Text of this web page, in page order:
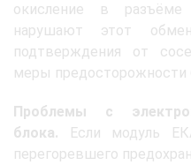
окисление в
нарушают этот
подтверждения от
меры предосторожности
Проблемы с
блока. Если модуль
перегоревшего